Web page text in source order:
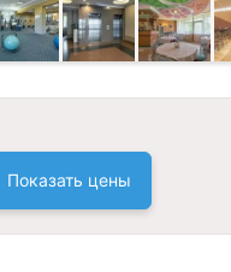
Показать цены